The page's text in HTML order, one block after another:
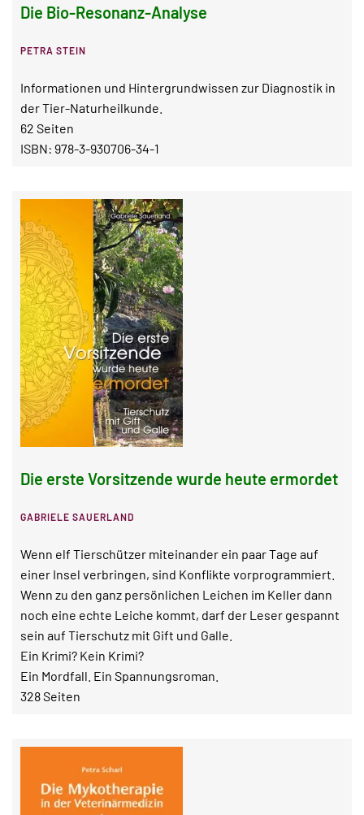
Die Bio-Resonanz-Analyse
PETRA STEIN
Informationen und Hintergrundwissen zur Diagnostik in
der Tier-Naturheilkunde.
62 Seiten
ISBN: 978-3-930706-34-1
Die erste Vorsitzende wurde heute ermordet
GABRIELE SAUERLAND
Wenn elf Tierschützer miteinander ein paar Tage auf
einer Insel verbringen, sind Konflikte vorprogrammiert.
Wenn zu den ganz persönlichen Leichen im Keller dann
noch eine echte Leiche kommt, darf der Leser gespannt
sein auf Tierschutz mit Gift und Galle.
Ein Krimi? Kein Krimi?
Ein Mordfall. Ein Spannungsroman.
328 Seiten